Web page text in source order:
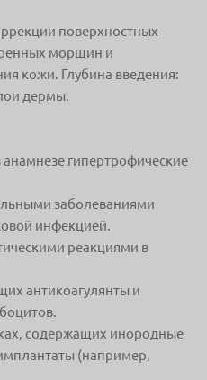
поверхностных
морщин и
кожи. Глубина введения:
дермы.
гипертрофические
заболеваниями
инфекцией.
реакциями в
антикоагулянты и
содержащих инородные
(например,